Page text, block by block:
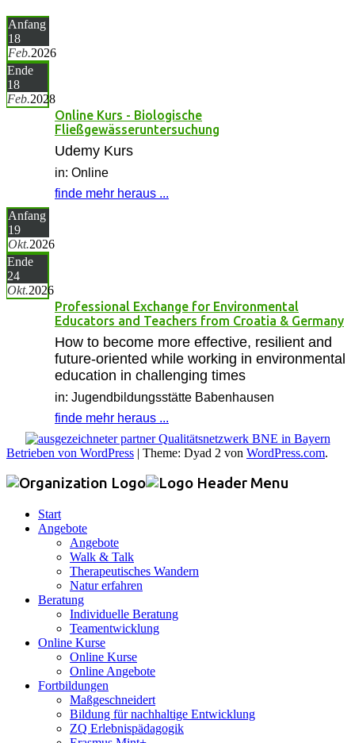
Anfang
18
Feb.2026
Ende
18
Feb.2028
Online Kurs - Biologische
Fließgewässeruntersuchung
Udemy Kurs
in: Online
finde mehr heraus ...
Anfang
19
Okt.2026
Ende
24
Okt.2026
Professional Exchange for Environmental
Educators and Teachers from Croatia & Germany
How to become more effective, resilient and
future-oriented while working in environmental
education in challenging times
in: Jugendbildungsstätte Babenhausen
finde mehr heraus ...
Betrieben von WordPress | Theme: Dyad 2 von WordPress.com.
Start
Angebote
Angebote
Walk & Talk
Therapeutisches Wandern
Natur erfahren
Beratung
Individuelle Beratung
Teamentwicklung
Online Kurse
Online Kurse
Online Angebote
Fortbildungen
Maßgeschneidert
Bildung für nachhaltige Entwicklung
ZQ Erlebnispädagogik